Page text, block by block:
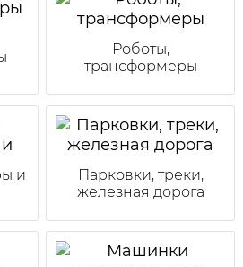
Роботы,
трансформеры
и
Парковки, треки,
железная дорога